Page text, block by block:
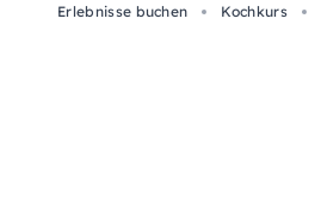
Erlebnisse buchen
Kochkurs